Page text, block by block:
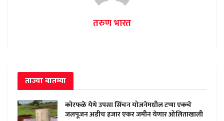
तरुण भारत
ताज्या बातम्या
कोरफळे येथे उपसा सिंचन योजनेमधील टप्पा एकचे
जलपूजन अडीच हजार एकर जमीन येणार ओलिताखाली